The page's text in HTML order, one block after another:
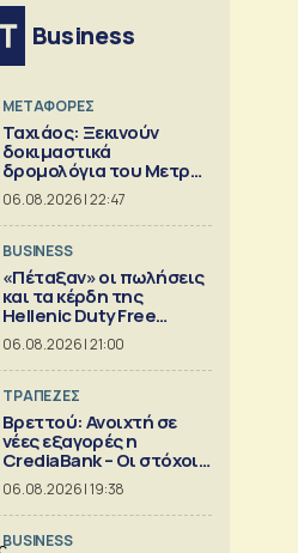
Business
ΜΕΤΑΦΟΡΕΣ
Ταχιάος: Ξεκινούν
δοκιμαστικά
δρομολόγια του Μετρό
Θεσσαλονίκης προς
Καλαμαριά
06.08.2026 | 22:47
BUSINESS
«Πέταξαν» οι πωλήσεις
και τα κέρδη της
Hellenic Duty Free
Shops
06.08.2026 | 21:00
ΤΡΑΠΕΖΕΣ
Βρεττού: Ανοιχτή σε
νέες εξαγορές η
CrediaBank – Οι στόχοι
για το 2026
06.08.2026 | 19:38
BUSINESS